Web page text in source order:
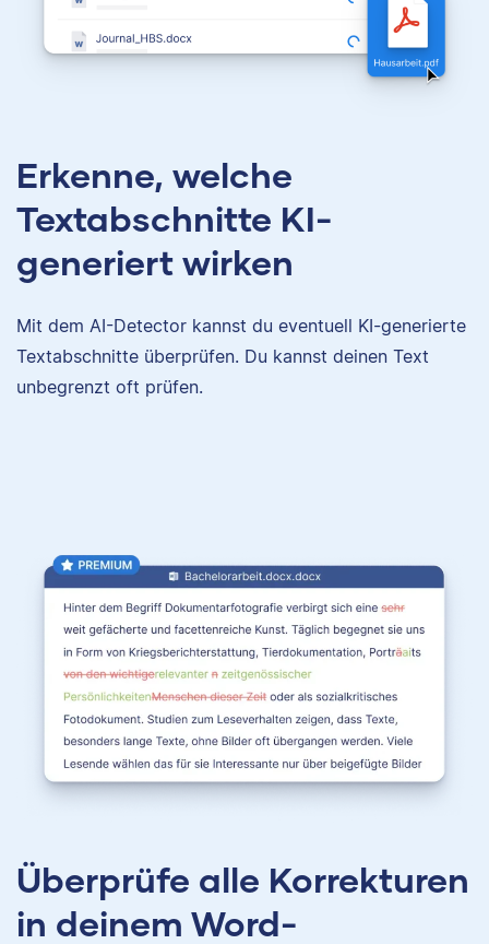
Erkenne, welche
Textabschnitte KI-
generiert wirken
Mit dem AI-Detector kannst du eventuell KI-generierte
Textabschnitte überprüfen. Du kannst deinen Text
unbegrenzt oft prüfen.
Überprüfe alle Korrekturen
in deinem Word-